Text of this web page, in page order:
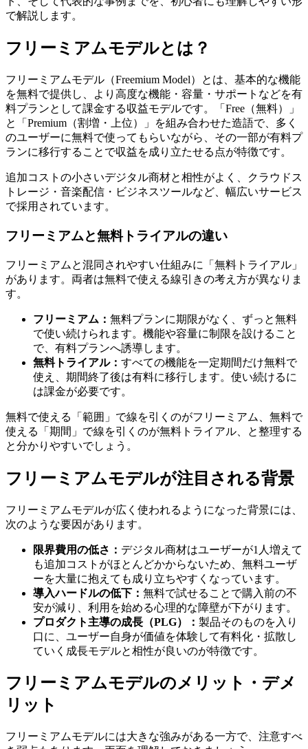
で解説します。
フリーミアムモデルとは？
フリーミアムモデル（Freemium Model）とは、基本的な機能
を無料で提供し、より高度な機能・容量・サポートなどを有
料プランとして課金する収益モデルです。「Free（無料）」
と「Premium（割増・上位）」を組み合わせた造語で、多く
のユーザーに無料で使ってもらいながら、その一部が有料プ
ランに移行することで収益を成り立たせる点が特徴です。
追加コストの小さいデジタル商材と相性がよく、クラウドス
トレージ・音楽配信・ビジネスツールなど、幅広いサービス
で採用されています。
フリーミアムと無料トライアルの違い
フリーミアムと混同されやすい仕組みに「無料トライアル」
があります。両者は無料で使える線引きの考え方が異なりま
す。
フリーミアム： 無料プランに期限がなく、ずっと無料
で使い続けられます。機能や容量に制限を設けること
で、有料プランへ誘導します。
無料トライアル： すべての機能を一定期間だけ無料で
使え、期間終了後は有料に移行します。使い続けるに
は課金が必要です。
無料で使える「範囲」で線を引くのがフリーミアム、無料で
使える「期間」で線を引くのが無料トライアル、と整理する
と分かりやすいでしょう。
フリーミアムモデルが注目される背景
フリーミアムモデルが広く使われるようになった背景には、
次のような要因があります。
限界費用の低さ： デジタル商材はユーザーが1人増えて
も追加コストがほとんどかからないため、無料ユーザ
ーを大量に抱えても成り立ちやすくなっています。
導入ハードルの低下： 無料で試せることで購入前の不
安が減り、利用を始める心理的な障壁が下がります。
プロダクト主導の成長（PLG）： 製品そのものを入り
口に、ユーザー自身が価値を体験して有料化・拡散し
ていく成長モデルと相性が良いのが特徴です。
フリーミアムモデルのメリット・デメ
リット
フリーミアムモデルには大きな強みがある一方で、注意すべ